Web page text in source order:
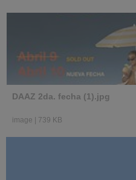
DAAZ 2da. fecha (1).jpg
image | 739 KB